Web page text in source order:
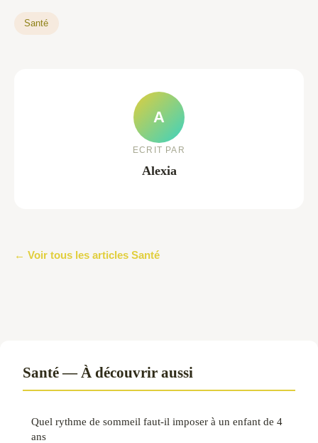
Santé
A
ECRIT PAR
Alexia
← Voir tous les articles Santé
Santé — À découvrir aussi
Quel rythme de sommeil faut-il imposer à un enfant de 4
ans